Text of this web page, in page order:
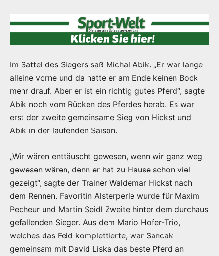
Im Sattel des Siegers saß Michal Abik. „Er war lange
alleine vorne und da hatte er am Ende keinen Bock
mehr drauf. Aber er ist ein richtig gutes Pferd“, sagte
Abik noch vom Rücken des Pferdes herab. Es war
erst der zweite gemeinsame Sieg von Hickst und
Abik in der laufenden Saison.
„Wir wären enttäuscht gewesen, wenn wir ganz weg
gewesen wären, denn er hat zu Hause schon viel
gezeigt“, sagte der Trainer Waldemar Hickst nach
dem Rennen. Favoritin Alsterperle wurde für Maxim
Pecheur und Martin Seidl Zweite hinter dem durchaus
gefallenden Sieger. Aus dem Mario Hofer-Trio,
welches das Feld komplettierte, war Sancak
gemeinsam mit David Liska das beste Pferd an